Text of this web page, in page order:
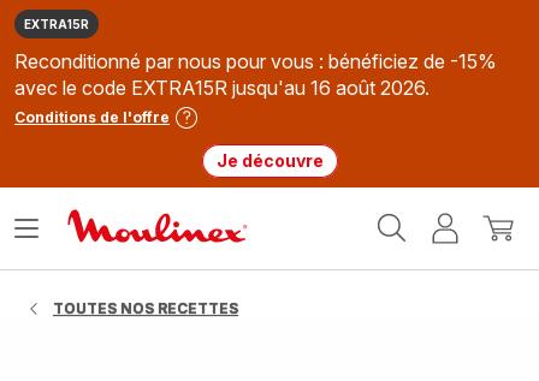
EXTRA15R
Reconditionné par nous pour vous : bénéficiez de -15%
avec le code EXTRA15R jusqu'au 16 août 2026.
Conditions de l'offre
Je découvre
MonMon
Ouvrir
TOUTES NOS RECETTES